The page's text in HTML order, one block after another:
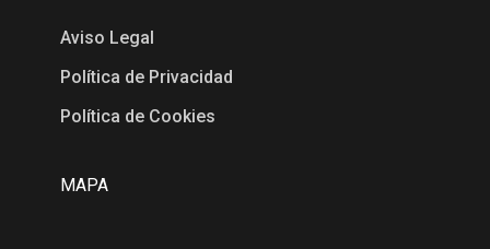
Aviso Legal
Política de Privacidad
Política de Cookies
MAPA